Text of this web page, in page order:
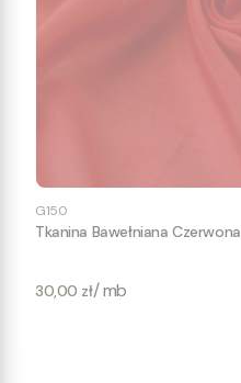
G150
Tkanina Bawełniana Czerwona
Cena
30,00 zł/ mb